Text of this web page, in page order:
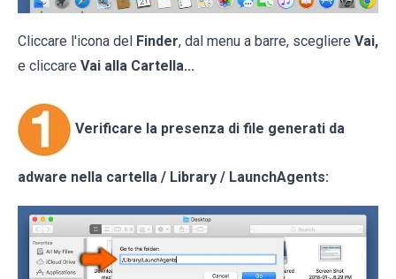
Cliccare l'icona del Finder, dal menu a barre, scegliere Vai,
e cliccare Vai alla Cartella...
Verificare la presenza di file generati da
adware nella cartella / Library / LaunchAgents: